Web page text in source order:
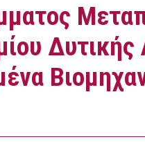
Δυτικής